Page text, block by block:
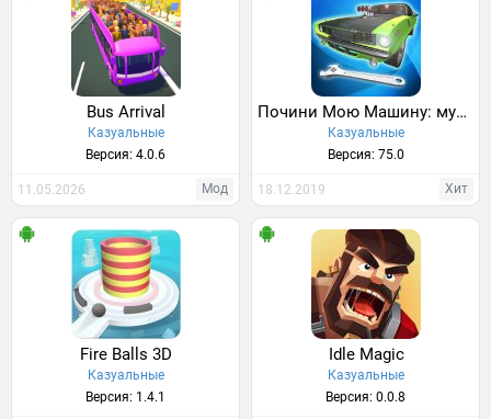
Bus Arrival
Казуальные
Версия: 4.0.6
11.05.2026 Мод
Почини Мою Машину: мускул 2 - свалка!
Казуальные
Версия: 75.0
18.12.2019 Хит
Fire Balls 3D
Казуальные
Версия: 1.4.1
Idle Magic
Казуальные
Версия: 0.0.8